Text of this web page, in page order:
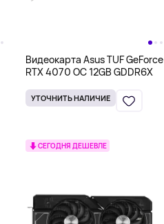
Видеокарта Asus TUF GeForce
RTX 4070 OC 12GB GDDR6X
УТОЧНИТЬ НАЛИЧИЕ
СЕГОДНЯ ДЕШЕВЛЕ